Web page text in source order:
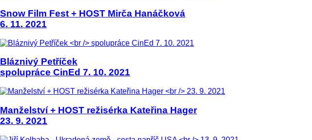
Snow Film Fest + HOST Mirča Hanáčková
6. 11. 2021
Bláznivý Petříček
spolupráce CinEd 7. 10. 2021
Manželství + HOST režisérka Kateřina Hager
23. 9. 2021